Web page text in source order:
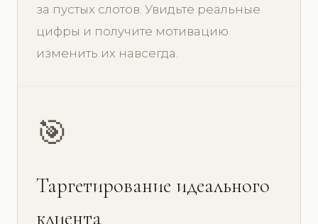
за пустых слотов. Увидьте реальные
цифры и получите мотивацию
изменить их навсегда.
🎯
Таргетирование идеального
клиента